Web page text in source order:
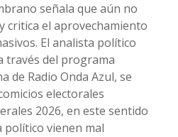
señala que aún no
critica el aprovechamiento
El analista político
través del programa
de Radio Onda Azul, se
electorales
2026, en este sentido
político vienen mal